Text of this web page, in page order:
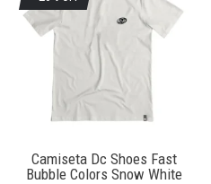
Camiseta Dc Shoes Fast
Bubble Colors Snow White